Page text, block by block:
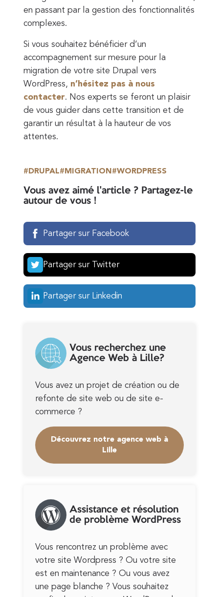
en passant par la gestion des fonctionnalités
complexes.
Si vous souhaitez bénéficier d’un
accompagnement sur mesure pour la
migration de votre site Drupal vers
WordPress, n’hésitez pas à nous
contacter. Nos experts se feront un plaisir
de vous guider dans cette transition et de
garantir un résultat à la hauteur de vos
attentes.
DRUPAL MIGRATION WORDPRESS
Vous avez aimé l'article ? Partagez-le
autour de vous !
Partager sur Facebook
Partager sur Twitter
Partager sur Linkedin
Vous recherchez une
Agence Web à Lille?
Vous avez un projet de création ou de
refonte de site web ou de site e-
commerce ?
Découvrez notre agence web à
Lille
Assistance et résolution
de problème WordPress
Vous rencontrez un problème avec
votre site Wordpress ? Ou votre site
est en maintenance ? Ou vous avez
une page blanche ? Vous souhaitez